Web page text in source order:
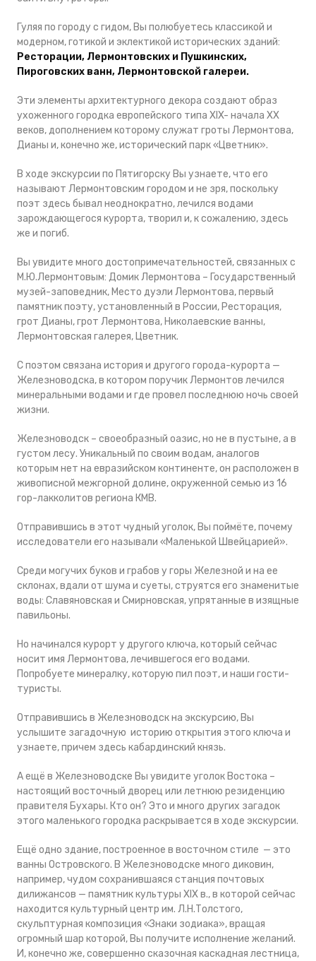
Гуляя по городу с гидом, Вы полюбуетесь классикой и
модерном, готикой и эклектикой исторических зданий:
Ресторации, Лермонтовских и Пушкинских,
Пироговских ванн, Лермонтовской галереи.
Эти элементы архитектурного декора создают образ
ухоженного городка европейского типа XIX- начала XX
веков, дополнением которому служат гроты Лермонтова,
Дианы и, конечно же, исторический парк «Цветник».
В ходе экскурсии по Пятигорску Вы узнаете, что его
называют Лермонтовским городом и не зря, поскольку
поэт здесь бывал неоднократно, лечился водами
зарождающегося курорта, творил и, к сожалению, здесь
же и погиб.
Вы увидите много достопримечательностей, связанных с
М.Ю.Лермонтовым: Домик Лермонтова – Государственный
музей-заповедник, Место дуэли Лермонтова, первый
памятник поэту, установленный в России, Ресторация,
грот Дианы, грот Лермонтова, Николаевские ванны,
Лермонтовская галерея, Цветник.
С поэтом связана история и другого города-курорта —
Железноводска, в котором поручик Лермонтов лечился
минеральными водами и где провел последнюю ночь своей
жизни.
Железноводск – своеобразный оазис, но не в пустыне, а в
густом лесу. Уникальный по своим водам, аналогов
которым нет на евразийском континенте, он расположен в
живописной межгорной долине, окруженной семью из 16
гор-лакколитов региона КМВ.
Отправившись в этот чудный уголок, Вы поймёте, почему
исследователи его называли «Маленькой Швейцарией».
Среди могучих буков и грабов у горы Железной и на ее
склонах, вдали от шума и суеты, струятся его знаменитые
воды: Славяновская и Смирновская, упрятанные в изящные
павильоны.
Но начинался курорт у другого ключа, который сейчас
носит имя Лермонтова, лечившегося его водами.
Попробуете минералку, которую пил поэт, и наши гости-
туристы.
Отправившись в Железноводск на экскурсию, Вы
услышите загадочную историю открытия этого ключа и
узнаете, причем здесь кабардинский князь.
А ещё в Железноводске Вы увидите уголок Востока –
настоящий восточный дворец или летнюю резиденцию
правителя Бухары. Кто он? Это и много других загадок
этого маленького городка раскрывается в ходе экскурсии.
Ещё одно здание, построенное в восточном стиле — это
ванны Островского. В Железноводске много диковин,
например, чудом сохранившаяся станция почтовых
дилижансов — памятник культуры XIX в., в которой сейчас
находится культурный центр им. Л.Н.Толстого,
скульптурная композиция «Знаки зодиака», вращая
огромный шар которой, Вы получите исполнение желаний.
И, конечно же, совершенно сказочная каскадная лестница,